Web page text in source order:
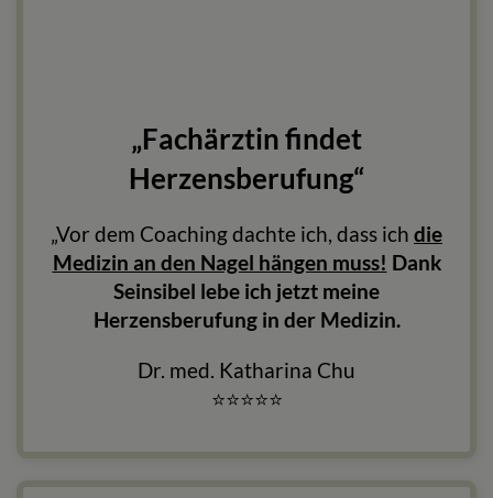
„Fachärztin findet
Herzensberufung“
„Vor dem Coaching dachte ich, dass ich die
Medizin an den Nagel hängen muss! Dank
Seinsibel lebe ich jetzt meine
Herzensberufung in der Medizin.
Dr. med. Katharina Chu
⭐⭐⭐⭐⭐